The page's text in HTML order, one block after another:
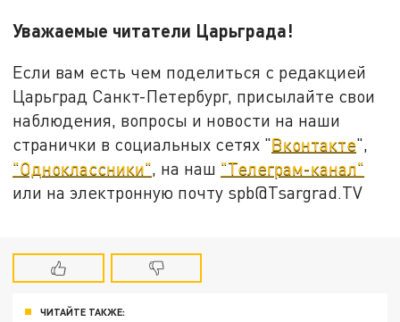
Уважаемые читатели Царьграда!
Если вам есть чем поделиться с редакцией
Царьград Санкт-Петербург, присылайте свои
наблюдения, вопросы и новости на наши
странички в социальных сетях "Вконтакте",
"Одноклассники", на наш "Телеграм-канал"
или на электронную почту spb@Tsargrad.TV
ЧИТАЙТЕ ТАКЖЕ: